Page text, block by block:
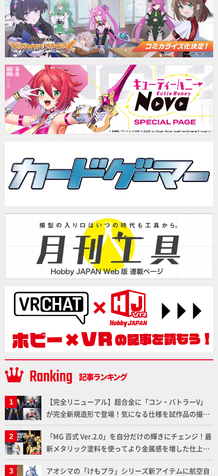
【完全リニューアル】超合金に「コン・バトラーV」
が完全新規造形で登場！気になる仕様を試作品の撮り
下ろしでご紹介!!さらに「大鉄人17」＆「ワンエイ
ト」セット情報もお届け！【超合金の魂】
「MG 百式 Ver.2.0」を自分だけの輝きにチェンジ！最
新メタリック塗料を使ってより金属感を増した仕上が
りに!!【試し読み】
アオシマの「けもプラ」シリーズ新アイテムに航空自